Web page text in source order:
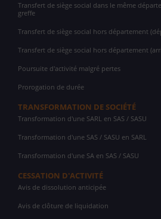
Transfert de siège social dans le même
greffe
Transfert de siège social hors département
Transfert de siège social hors département
Poursuite d'activité malgré pertes
Prorogation de durée
TRANSFORMATION DE SOCIÉTÉ
Transformation d'une SARL en SAS / SASU
Transformation d'une SAS / SASU en SARL
Transformation d'une SA en SAS / SASU
CESSATION D'ACTIVITÉ
Avis de dissolution anticipée
Avis de clôture de liquidation